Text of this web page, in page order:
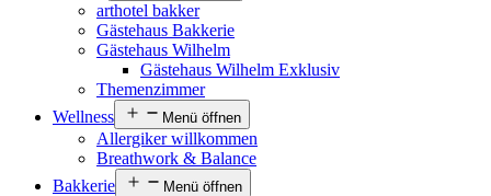
arthotel bakker
Gästehaus Bakkerie
Gästehaus Wilhelm
Gästehaus Wilhelm Exklusiv
Themenzimmer
Wellness
Menü öffnen
Allergiker willkommen
Breathwork & Balance
Bakkerie
Menü öffnen